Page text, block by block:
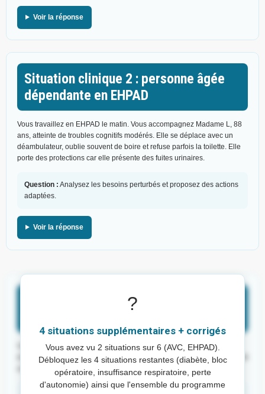
Voir la réponse
Situation clinique 2 : personne âgée
dépendante en EHPAD
Vous travaillez en EHPAD le matin. Vous accompagnez Madame L, 88
ans, atteinte de troubles cognitifs modérés. Elle se déplace avec un
déambulateur, oublie souvent de boire et refuse parfois la toilette. Elle
porte des protections car elle présente des fuites urinaires.
Question : Analysez les besoins perturbés et proposez des actions
adaptées.
Voir la réponse
Situation clinique 3 : diabète et plaie
Vous travaillez en service de soins de suite. Monsieur B, 72 ans, est
diabétique. Il présente une plaie au pied droit, marche difficilement et dit
avoir peur de poser le pied au sol. Il mange peu depuis deux jours.
?
4 situations supplémentaires + corrigés
Vous avez vu 2 situations sur 6 (AVC, EHPAD).
Débloquez les 4 situations restantes (diabète, bloc
opératoire, insuffisance respiratoire, perte
d'autonomie) ainsi que l'ensemble du programme